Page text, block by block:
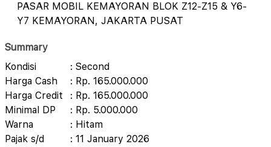
PASAR MOBIL KEMAYORAN BLOK Z12-Z15 & Y6-
Y7 KEMAYORAN, JAKARTA PUSAT
Summary
Kondisi
: Second
Harga Cash
: Rp. 165.000.000
Harga Credit
: Rp. 165.000.000
Minimal DP
: Rp. 5.000.000
Warna
: Hitam
Pajak s/d
: 11 January 2026